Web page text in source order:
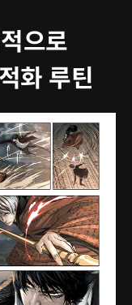
으로
화 루틴